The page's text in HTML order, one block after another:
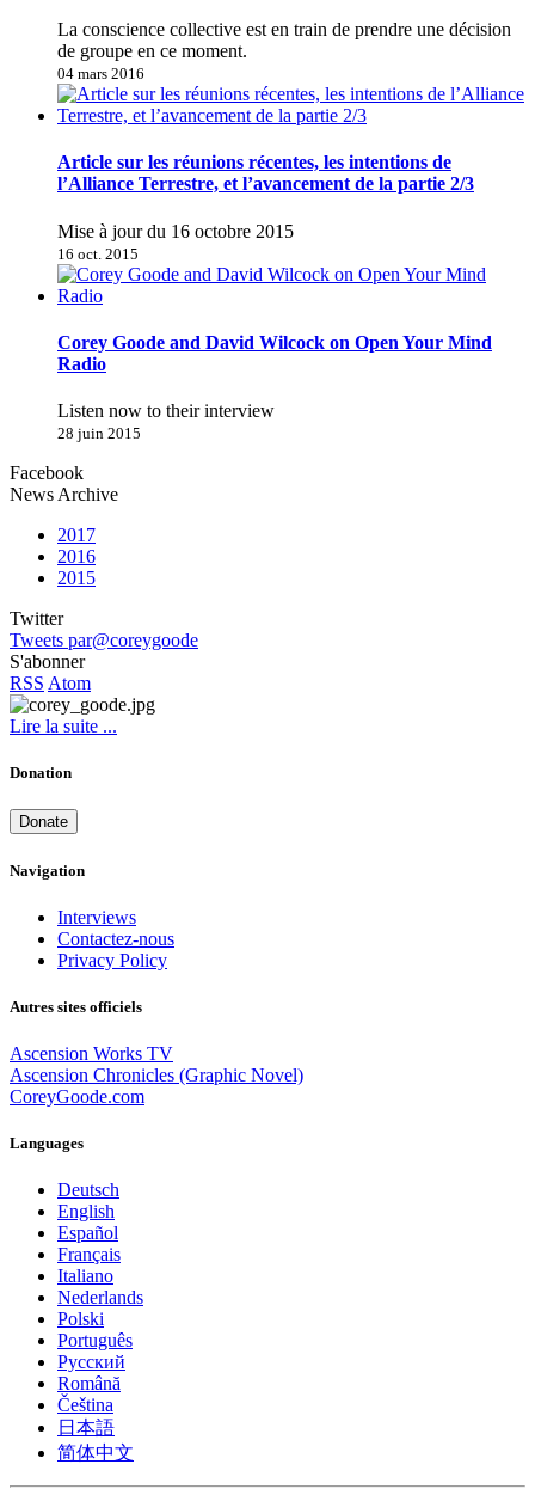
La conscience collective est en train de prendre une décision
de groupe en ce moment.
04 mars 2016
Article sur les réunions récentes, les intentions de
l’Alliance Terrestre, et l’avancement de la partie 2/3
Mise à jour du 16 octobre 2015
16 oct. 2015
Corey Goode and David Wilcock on Open Your Mind
Radio
Listen now to their interview
28 juin 2015
Facebook
News Archive
2017
2016
2015
Twitter
Tweets par@coreygoode
S'abonner
RSS Atom
Lire la suite ...
Donation
Donate
Navigation
Interviews
Contactez-nous
Privacy Policy
Autres sites officiels
Ascension Works TV
Ascension Chronicles (Graphic Novel)
CoreyGoode.com
Languages
Deutsch
English
Español
Français
Italiano
Nederlands
Polski
Português
Pусский
Română
Čeština
日本語
简体中文